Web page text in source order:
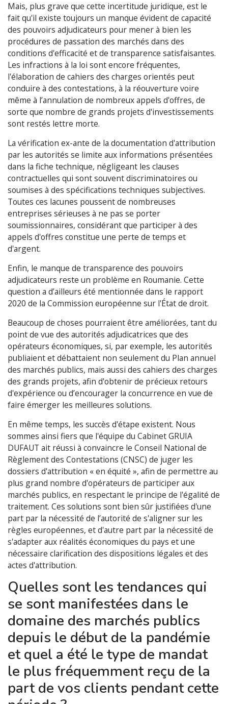
Mais, plus grave que cette incertitude juridique, est le
fait qu'il existe toujours un manque évident de capacité
des pouvoirs adjudicateurs pour mener à bien les
procédures de passation des marchés dans des
conditions d'efficacité et de transparence satisfaisantes.
Les infractions à la loi sont encore fréquentes,
l'élaboration de cahiers des charges orientés peut
conduire à des contestations, à la réouverture voire
même à l’annulation de nombreux appels d'offres, de
sorte que nombre de grands projets d'investissements
sont restés lettre morte.
La vérification ex-ante de la documentation d'attribution
par les autorités se limite aux informations présentées
dans la fiche technique, négligeant les clauses
contractuelles qui sont souvent discriminatoires ou
soumises à des spécifications techniques subjectives.
Toutes ces lacunes poussent de nombreuses
entreprises sérieuses à ne pas se porter
soumissionnaires, considérant que participer à des
appels d'offres constitue une perte de temps et
d'argent.
Enfin, le manque de transparence des pouvoirs
adjudicateurs reste un problème en Roumanie. Cette
question a d’ailleurs été mentionnée dans le rapport
2020 de la Commission européenne sur l'État de droit.
Beaucoup de choses pourraient être améliorées, tant du
point de vue des autorités adjudicatrices que des
opérateurs économiques, si, par exemple, les autorités
publiaient et débattaient non seulement du Plan annuel
des marchés publics, mais aussi des cahiers des charges
des grands projets, afin d'obtenir de précieux retours
d'expérience ou d’encourager la concurrence en vue de
faire émerger les meilleures solutions.
En même temps, les succès d'étape existent. Nous
sommes ainsi fiers que l'équipe du Cabinet GRUIA
DUFAUT ait réussi à convaincre le Conseil National de
Règlement des Contestations (CNSC) de juger les
dossiers d'attribution « en équité », afin de permettre au
plus grand nombre d'opérateurs de participer aux
marchés publics, en respectant le principe de l'égalité de
traitement. Ces solutions sont bien sûr justifiées d'une
part par la nécessité de l’autorité de s'aligner sur les
règles européennes, et d'autre part par la nécessité de
s'adapter aux réalités économiques du pays et une
nécessaire clarification des dispositions légales et des
actes d'attribution.
Quelles sont les tendances qui
se sont manifestées dans le
domaine des marchés publics
depuis le début de la pandémie
et quel a été le type de mandat
le plus fréquemment reçu de la
part de vos clients pendant cette